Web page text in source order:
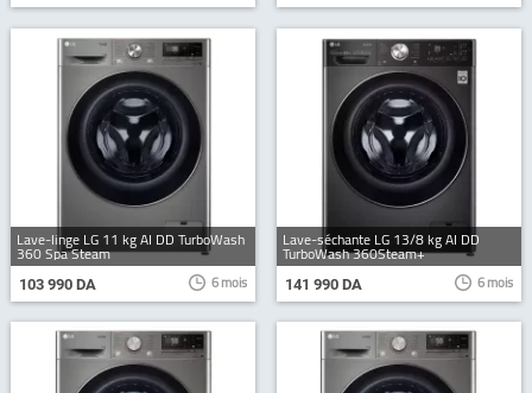
Lave-linge LG 11 kg AI DD TurboWash
360 Spa Steam
103 990 DA 6 mois
Lave-séchante LG 13/8 kg AI DD
TurboWash 360Steam+
141 990 DA 6 mois